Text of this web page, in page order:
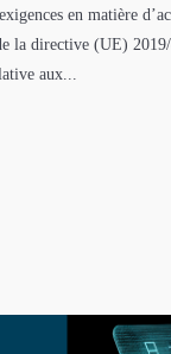
en matière
la directive (UE)
aux...